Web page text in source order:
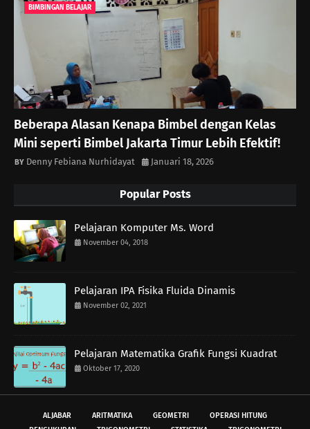
BIMBINGAN BELAJAR
Beberapa Alasan Kenapa Bimbel dengan Kelas
Mini seperti Bimbel Jakarta Timur Lebih Efektif!
Denny Febiana Nurhidayat Januari 18, 2026
Popular Posts
Pelajaran Komputer Ms. Word
November 04, 2018
Pelajaran IPA Fisika Fluida Dinamis
November 02, 2021
Pelajaran Matematika Grafik Fungsi Kuadrat
Oktober 17, 2020
ALJABAR ARITMATIKA GEOMETRI
OPERASI HITUNG